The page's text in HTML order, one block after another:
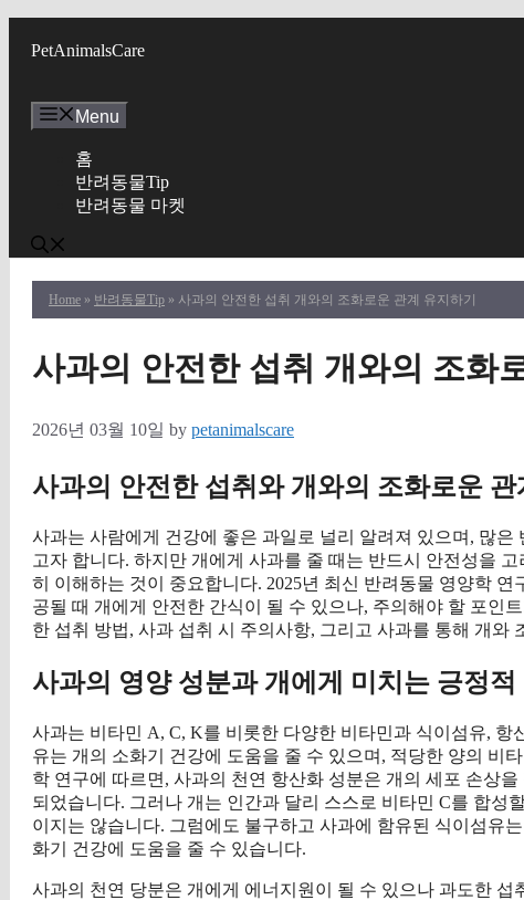
PetAnimalsCare
Menu
홈
반려동물Tip
반려동물 마켓
Home » 반려동물Tip » 사과의 안전한 섭취 개와의 조화로운 관계 유지하기
사과의 안전한 섭취 개와의 조화
2026년 03월 10일 by petanimalscare
사과의 안전한 섭취와 개와의 조화로운 관
사과는 사람에게 건강에 좋은 과일로 널리 알려져 있으며, 많
고자 합니다. 하지만 개에게 사과를 줄 때는 반드시 안전성을
히 이해하는 것이 중요합니다. 2025년 최신 반려동물 영양학
공될 때 개에게 안전한 간식이 될 수 있으나, 주의해야 할 포인
한 섭취 방법, 사과 섭취 시 주의사항, 그리고 사과를 통해 개
사과의 영양 성분과 개에게 미치는 긍정적
사과는 비타민 A, C, K를 비롯한 다양한 비타민과 식이섬유,
유는 개의 소화기 건강에 도움을 줄 수 있으며, 적당한 양의 비
학 연구에 따르면, 사과의 천연 항산화 성분은 개의 세포 손상
되었습니다. 그러나 개는 인간과 달리 스스로 비타민 C를 합성
이지는 않습니다. 그럼에도 불구하고 사과에 함유된 식이섬유
화기 건강에 도움을 줄 수 있습니다.
사과의 천연 당분은 개에게 에너지원이 될 수 있으나 과도한